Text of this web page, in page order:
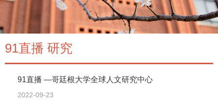
91直播 研究
91直播 —哥廷根大学全球人文研究中心
2022-09-23